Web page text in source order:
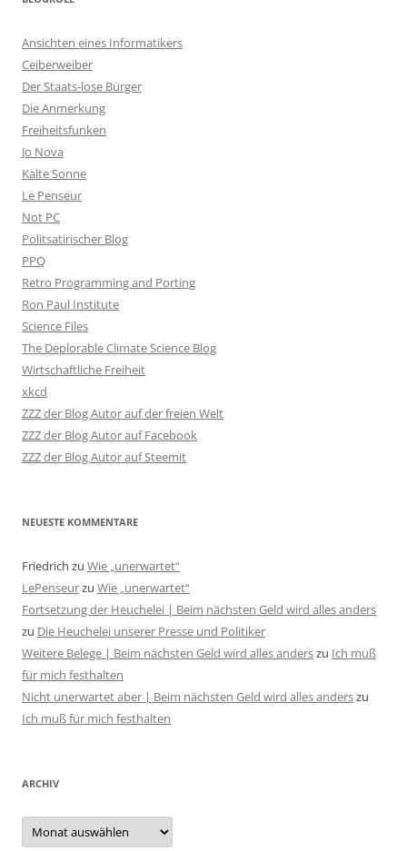
Ansichten eines Informatikers
Ceiberweiber
Der Staats-lose Bürger
Die Anmerkung
Freiheitsfunken
Jo Nova
Kalte Sonne
Le Penseur
Not PC
Politsatirischer Blog
PPQ
Retro Programming and Porting
Ron Paul Institute
Science Files
The Deplorable Climate Science Blog
Wirtschaftliche Freiheit
xkcd
ZZZ der Blog Autor auf der freien Welt
ZZZ der Blog Autor auf Facebook
ZZZ der Blog Autor auf Steemit
NEUESTE KOMMENTARE
Friedrich zu Wie „unerwartet“
LePenseurzu Wie „unerwartet“
Fortsetzung der Heuchelei | Beim nächsten Geld wird alles anders
zu Die Heuchelei unserer Presse und Politiker
Weitere Belege | Beim nächsten Geld wird alles anderszu Ich muß
für mich festhalten
Nicht unerwartet aber | Beim nächsten Geld wird alles anderszu
Ich muß für mich festhalten
ARCHIV
Archiv